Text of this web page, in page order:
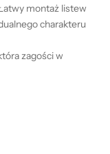
montaż listew
charakteru
zagości w